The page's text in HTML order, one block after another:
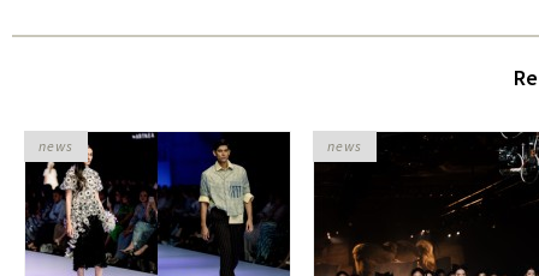
news news